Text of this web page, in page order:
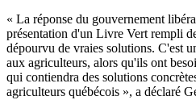
« La réponse du gouvernement
présentation d'un Livre Vert rempli
dépourvu de vraies solutions. C'est
aux agriculteurs, alors qu'ils ont
qui contiendra des solutions
agriculteurs québécois », a déclaré